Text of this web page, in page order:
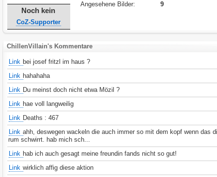
Noch kein
CoZ-Supporter
Angesehene Bilder:
9
ChillenVillain's Kommentare
Link bei josef fritzl im haus ?
Link hahahaha
Link Du meinst doch nicht etwa Mözil ?
Link hae voll langweilig
Link Deaths : 467
Link ahh, deswegen wackeln die auch immer so mit dem kopf wenn das
rum schwirrt. hab mich sch...
Link hab ich auch gesagt meine freundin fands nicht so gut!
Link wirklich affig diese aktion